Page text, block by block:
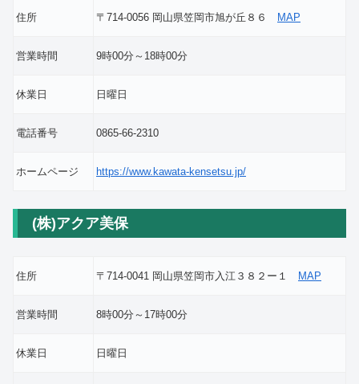
住所 〒714-0056 岡山県笠岡市旭が丘８６ MAP
営業時間 9時00分～18時00分
休業日 日曜日
電話番号 0865-66-2310
ホームページ https://www.kawata-kensetsu.jp/
(株)アクア美保
住所 〒714-0041 岡山県笠岡市入江３８２ー１ MAP
営業時間 8時00分～17時00分
休業日 日曜日